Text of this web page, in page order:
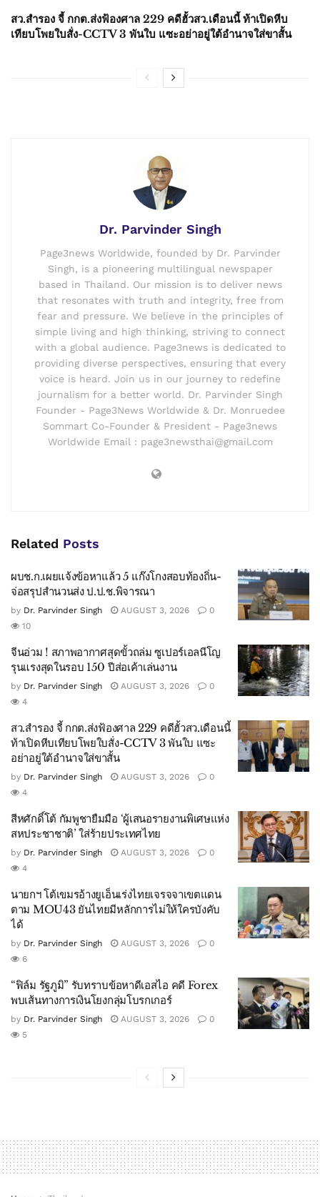
สว.สำรอง จี้ กกต.ส่งฟ้องศาล 229 คดีฮั้วสว.เดือนนี้ ท้าเปิดหีบ
เทียบโพยใบสั่ง-CCTV 3 พันใบ แซะอย่าอยู่ใต้อำนาจใส่ขาสั้น
Dr. Parvinder Singh
Page3news Worldwide, founded by Dr. Parvinder
Singh, is a pioneering multilingual newspaper
based in Thailand. Our mission is to deliver news
that resonates with truth and integrity, free from
fear and pressure. We believe in the principles of
simple living and high thinking, striving to connect
with a global audience. Page3news is dedicated to
providing diverse perspectives, ensuring that every
voice is heard. Join us in our journey to redefine
journalism for a better world. Dr. Parvinder Singh
Founder - Page3News Worldwide & Dr. Monruedee
Sommart Co-Founder & President - Page3news
Worldwide Email : page3newsthai@gmail.com
Related Posts
ผบช.ก.เผยแจ้งข้อหาแล้ว 5 แก๊งโกงสอบท้องถิ่น-
จ่อสรุปสำนวนส่ง ป.ป.ช.พิจารณา
by Dr. Parvinder Singh AUGUST 3, 2026
0
10
จีนอ่วม ! สภาพอากาศสุดขั้วถล่ม ซูเปอร์เอลนีโญ
รุนแรงสุดในรอบ 150 ปีส่อเค้าเล่นงาน
by Dr. Parvinder Singh AUGUST 3, 2026
0
4
สว.สำรอง จี้ กกต.ส่งฟ้องศาล 229 คดีฮั้วสว.เดือนนี้
ท้าเปิดหีบเทียบโพยใบสั่ง-CCTV 3 พันใบ แซะ
อย่าอยู่ใต้อำนาจใส่ขาสั้น
by Dr. Parvinder Singh AUGUST 3, 2026
0
4
สีหศักดิ์โต้ กัมพูชายืมมือ ‘ผู้เสนอรายงานพิเศษแห่ง
สหประชาชาติ’ ใส่ร้ายประเทศไทย
by Dr. Parvinder Singh AUGUST 3, 2026
0
4
นายกฯ โต้เขมรอ้างยูเอ็นเร่งไทยเจรจจาเขตแดน
ตาม MOU43 ยันไทยมีหลักการไม่ให้ใครบังคับ
ได้
by Dr. Parvinder Singh AUGUST 3, 2026
0
6
“ฟิล์ม รัฐภูมิ” รับทราบข้อหาดีเอสไอ คดี Forex
พบเส้นทางการเงินโยงกลุ่มโบรกเกอร์
by Dr. Parvinder Singh AUGUST 3, 2026
0
5